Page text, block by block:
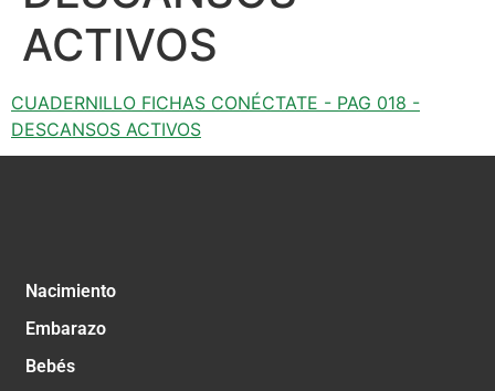
ACTIVOS
CUADERNILLO FICHAS CONÉCTATE - PAG 018 -
DESCANSOS ACTIVOS
Nacimiento
Embarazo
Bebés